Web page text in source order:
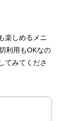
楽しめるメニ
利用もOKなの
てみてくださ